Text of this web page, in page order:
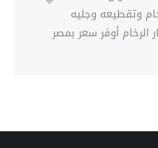
وتقطيعه وجليه
الرخام أوفر سعر بمصر